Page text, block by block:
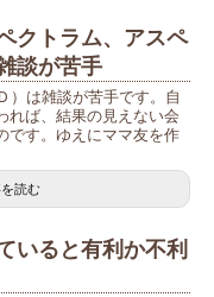
クトラム、アスペ
談が苦手
）は雑談が苦手です。自
れば、結果の見えない会
です。ゆえにママ友を作
読む
いると有利か不利